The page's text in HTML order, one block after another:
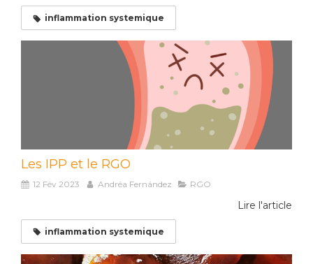
inflammation systemique
Les IPP et le RGO
12 Fév 2023 Andréa Fernández RGO
Lire l'article
inflammation systemique